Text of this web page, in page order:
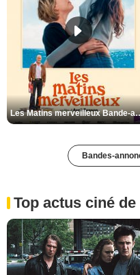
Les Matins
Bandes-
Top actus ciné